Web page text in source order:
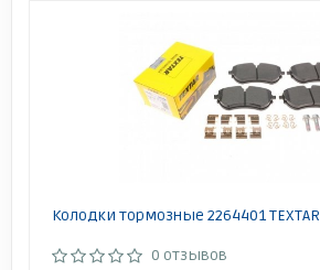
Колодки тормозные 2264401 TEXTAR
0 отзывов